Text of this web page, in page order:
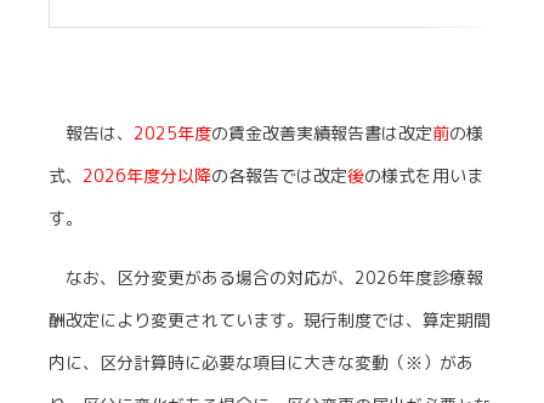
報告は、 2025年度の賃金改善実績報告書は改定前の様
式、 2026年度分以降の各報告では改定後の様式を用いま
す。
なお、区分変更がある場合の対応が、2026年度診療報
酬改定により変更されています。現行制度では、算定期間
内に、区分計算時に必要な項目に大きな変動（※）があ